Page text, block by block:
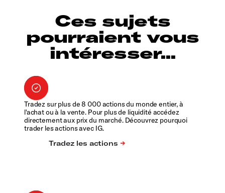
Ces sujets
pourraient vous
intéresser...
Tradez sur plus de 8 000 actions du monde entier, à
l'achat ou à la vente. Pour plus de liquidité accédez
directement aux prix du marché. Découvrez pourquoi
trader les actions avec IG.